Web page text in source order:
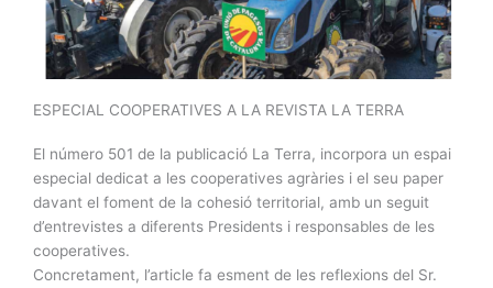
ESPECIAL COOPERATIVES A LA REVISTA LA TERRA
El número 501 de la publicació La Terra, incorpora un espai
especial dedicat a les cooperatives agràries i el seu paper
davant el foment de la cohesió territorial, amb un seguit
d’entrevistes a diferents Presidents i responsables de les
cooperatives.
Concretament, l’article fa esment de les reflexions del Sr.